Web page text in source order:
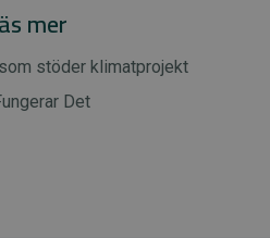
mer
stöder klimatprojekt
Det